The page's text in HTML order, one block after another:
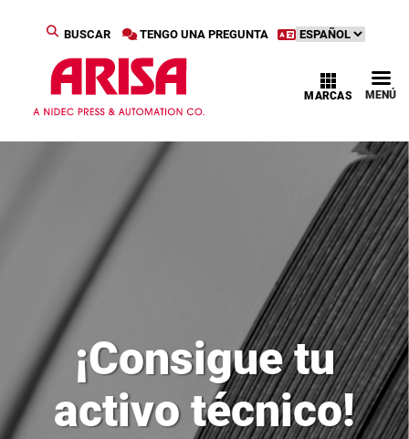
TENGO UNA PREGUNTA
BUSCAR
MENÚ
MARCAS
¡Consigue tu
activo técnico!